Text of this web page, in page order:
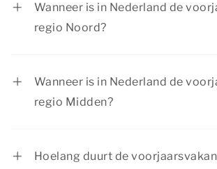
Wanneer is in Nederland de
regio Noord?
Wanneer is in Nederland de
regio Midden?
Hoelang duurt de